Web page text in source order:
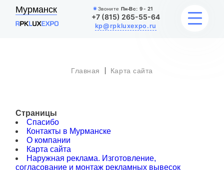
Мурманск Звоните Пн-Вс: 9 - 21
+7 (815) 265-55-64
kp@rpkluxexpo.ru
АКЦИИ
БЛОГ
Главная Карта сайта
Страницы
Спасибо
Контакты в Мурманске
О компании
Карта сайта
Наружная реклама. Изготовление,
согласование и монтаж рекламных вывесок